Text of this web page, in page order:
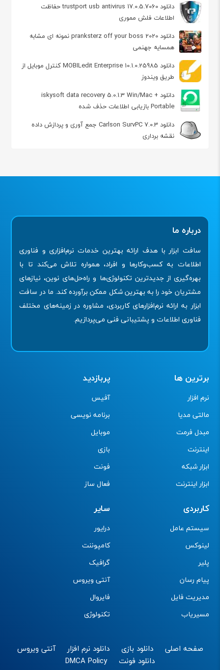
دانلود trustport usb antivirus 17.0.5.7060 حفاظت
اطلاعات فلش مموری
دانلود 2020 pranksterz off your boss نمونه ای مشابه
همسایه جهنمی
دانلود MOBILedit Enterprise 10.1.0.25985 کنترل موبایل از
طریق ویندوز
دانلود iskysoft data recovery 5.0.1.3 Win/Mac +
Portable بازیابی اطلاعات حذف شده
دانلود Carlson SurvPC 7.0.3 جمع آوری و پردازش داده
نقشه برداری
درباره ما
سافت ابزار با هدف ارائه بهترین خدمات نرم‌افزاری و فناوری
اطلاعات به کسب‌وکارها و افراد، همواره تلاش می‌کند تا با
بهره‌گیری از جدیدترین تکنولوژی‌ها و راه‌حل‌های نوین، نیازهای
مشتریان خود را به بهترین شکل ممکن برآورده کند. ما در سافت
ابزار به ارائه نرم‌افزارهای کاربردی، مشاوره در زمینه‌های مختلف
فناوری اطلاعات و پشتیبانی فنی می‌پردازیم.
برترین ها
نرم افزار
مالتی مدیا
مبدل فرمت
اینترنت
ابزار شبکه
ابزار اینترنت
پربازدید
آفیس
برنامه نویسی
موبایل
بازی
فونت
فعال ساز
کاربردی
سیستم عامل
لینوکس
پلیر
پیام رسان
مدیریت فایل
مسیریاب
سایر
درایور
کامپوننت
گرافیک
آنتی ویروس
فایروال
تکنولوژی
صفحه اصلی دانلود بازی دانلود نرم افزار
آنتی ویروس
دانلود فونت
DMCA Policy